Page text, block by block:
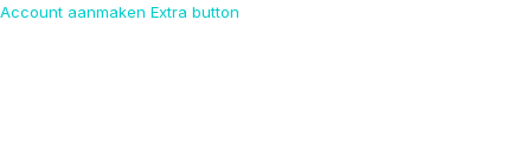
Account aanmaken Extra button